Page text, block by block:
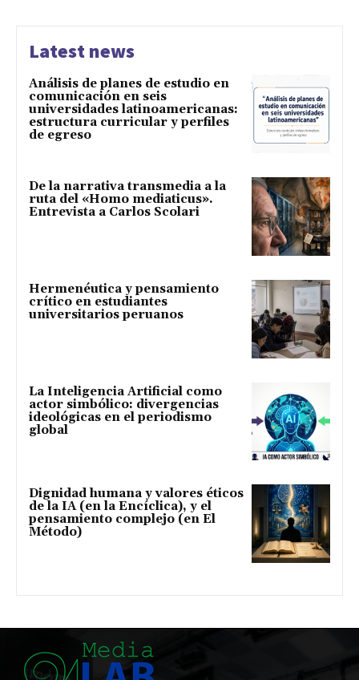
Latest news
Análisis de planes de estudio en
comunicación en seis
universidades latinoamericanas:
estructura curricular y perfiles
de egreso
De la narrativa transmedia a la
ruta del «Homo mediaticus».
Entrevista a Carlos Scolari
Hermenéutica y pensamiento
crítico en estudiantes
universitarios peruanos
La Inteligencia Artificial como
actor simbólico: divergencias
ideológicas en el periodismo
global
Dignidad humana y valores éticos
de la IA (en la Encíclica), y el
pensamiento complejo (en El
Método)